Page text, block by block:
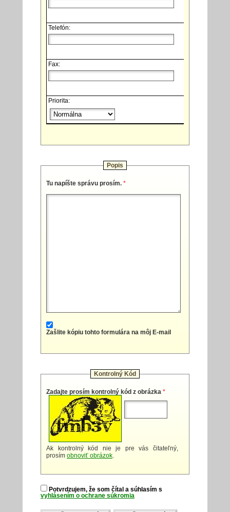
Telefón:
Fax:
Priorita:
Popis
Tu napíšte správu prosím. *
Zašlite kópiu tohto formulára na môj E-mail
Kontrolný Kód
Zadajte prosím kontrolný kód z obrázka *
Ak kontrolný kód nie je pre vás čitateľný,
prosím obnoviť obrázok.
Potvrdzujem, že som čítal a súhlasím s
vyhlásením o ochrane súkromia